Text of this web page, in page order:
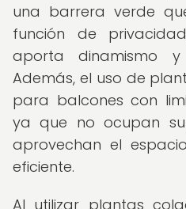
una barrera verde
función de
aporta dinamismo
Además, el uso de
para balcones con
ya que no ocupan
aprovechan el
eficiente.
Al utilizar plantas